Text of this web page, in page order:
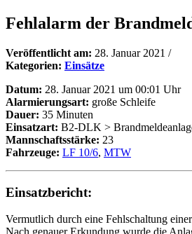
Fehlalarm der
Veröffentlicht am: 28. Januar 2021 /
Kategorien: Einsätze
Datum: 28. Januar 2021 um 00:01 Uhr
Alarmierungsart: große Schleife
Dauer: 35 Minuten
Einsatzart: B2-DLK >
Mannschaftsstärke: 23
Fahrzeuge: LF 10/6, MTW
Einsatzbericht:
Vermutlich durch eine Fehlschaltung